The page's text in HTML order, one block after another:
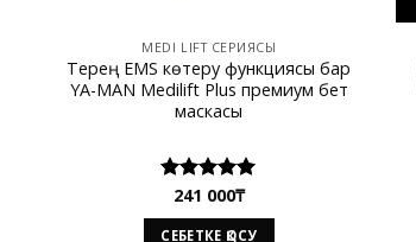
MEDI LIFT СЕРИЯСЫ
Терең EMS көтеру функциясы бар
YA-MAN Medilift Plus премиум бет
маскасы
Rated5.00
241 000₸
СЕБЕТКЕ ҚОСУ